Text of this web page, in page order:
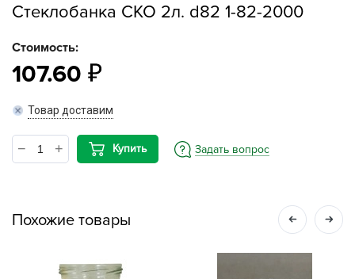
Стеклобанка СКО 2л. d82 1-82-2000
Стоимость:
107.60
Товар доставим
Купить Задать вопрос
Похожие товары